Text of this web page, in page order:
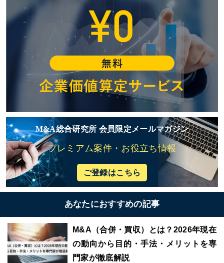
M&A総合研究所 会員限定メールマガジン
プレミアム案件・お役立ち情報
ご登録はこちら
あなたにおすすめの記事
M&A（合併・買収）とは？2026年現在
の動向から目的・手法・メリットを専
門家が徹底解説